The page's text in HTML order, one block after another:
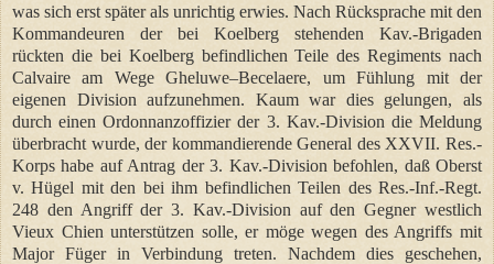
was sich erst später als unrichtig erwies. Nach Rücksprache mit den
Kommandeuren der bei Koelberg stehenden Kav.-Brigaden
rückten die bei Koelberg befindlichen Teile des Regiments nach
Calvaire am Wege Gheluwe–Becelaere, um Fühlung mit der
eigenen Division aufzunehmen. Kaum war dies gelungen, als
durch einen Ordonnanzoffizier der 3. Kav.-Division die Meldung
überbracht wurde, der kommandierende General des XXVII. Res.-
Korps habe auf Antrag der 3. Kav.-Division befohlen, daß Oberst
v. Hügel mit den bei ihm befindlichen Teilen des Res.-Inf.-Regt.
248 den Angriff der 3. Kav.-Division auf den Gegner westlich
Vieux Chien unterstützen solle, er möge wegen des Angriffs mit
Major Füger in Verbindung treten. Nachdem dies geschehen,